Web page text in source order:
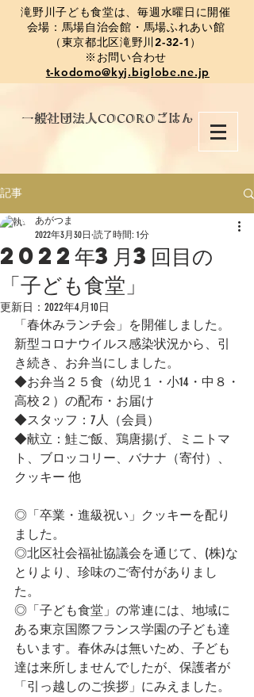
​滝野川子ども食堂は、毎週水曜日に開催
会場：馬場自治会館・馬場ふれあい館
（東京都北区滝野川2-32-1）
※お問い合わせ
t-kodomo@kyj.biglobe.ne.jp
​一般社団法人COCOROごはん
記事
2022年3月3回目の
「子ども食堂」
あがつま
2022年3月30日 読了時間: 1分
更新日： 2022年4月10日
「春休みランチ会」を開催しました。
新型コロナウイルス感染状況から、引
き続き、お弁当にしました。
◆お弁当２５食（幼児１・小14・中８・
高校２）の配布・お届け
◆スタッフ：7人（会員）
◆献立：鮭ご飯、鶏唐揚げ、ミニトマ
ト、ブロッコリー、バナナ（寄付）、
クッキー 他
◎「卒業・進級祝い」クッキーを配り
ました。
◎北区社会福祉協議会を通じて、(株)な
とりより、珍味のご寄付がありまし
た。
◎「子ども食堂」の常連には、地域に
ある東京国際フランス学園の子ども達
もいます。春休みは無いため、子ども
達は来所しませんでしたが、保護者が
「引っ越しのご挨拶」にみえました。